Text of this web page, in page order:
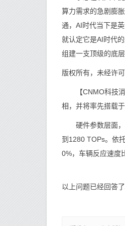
算力需求的急剧膨
通，AI时代当下是
就认定它是AI时代
组建一支顶级的底层
版权所有，未经许
【CNMO科技消
相，并将率先搭载
硬件参数层面，
到1280 TOPs。依
0%，车辆反应速度
以上问题已经回答